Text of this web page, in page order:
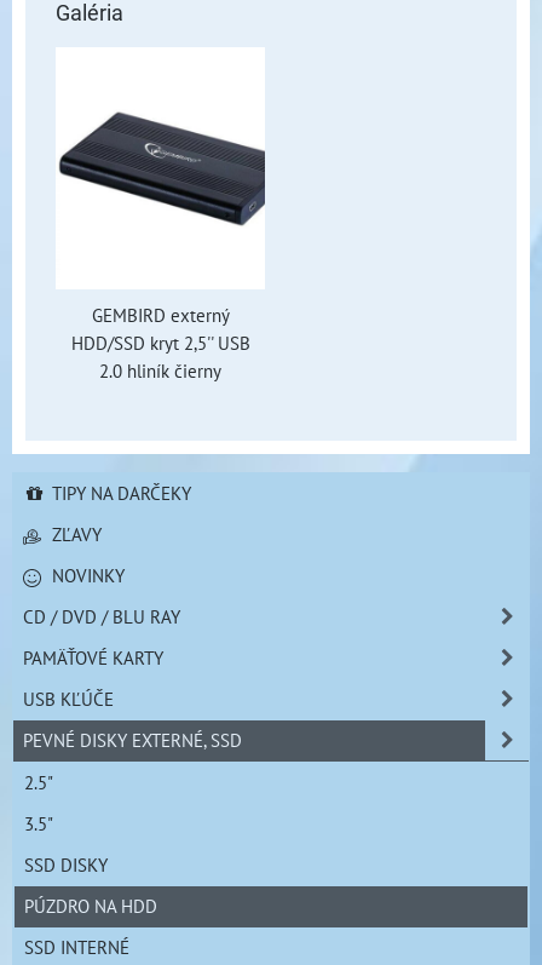
Galéria
GEMBIRD externý
HDD/SSD kryt 2,5'' USB
2.0 hliník čierny
TIPY NA DARČEKY
ZĽAVY
NOVINKY
CD / DVD / BLU RAY
PAMÄŤOVÉ KARTY
USB KĽÚČE
PEVNÉ DISKY EXTERNÉ, SSD
2.5"
3.5"
SSD DISKY
PÚZDRO NA HDD
SSD INTERNÉ